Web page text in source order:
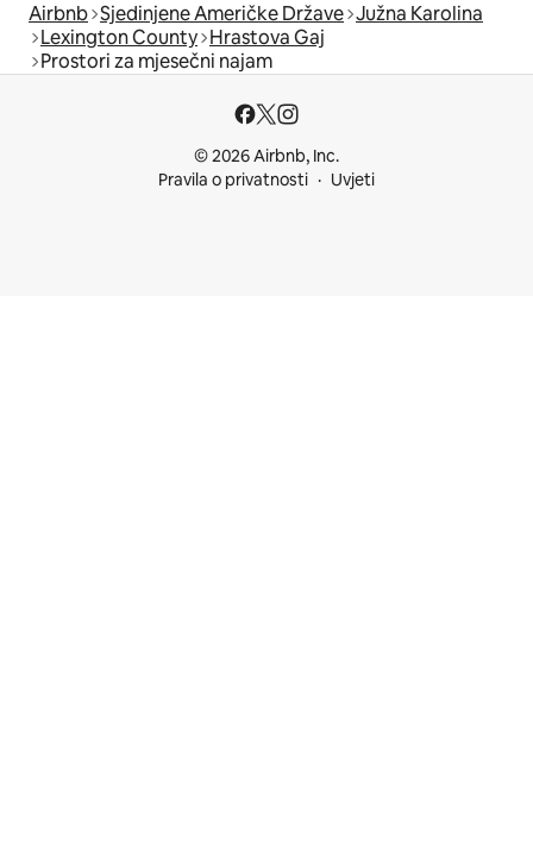
Airbnb Sjedinjene Američke Države Južna Karolina
Lexington County Hrastova Gaj
Prostori za mjesečni najam
© 2026 Airbnb, Inc.
Pravila o privatnosti
Uvjeti